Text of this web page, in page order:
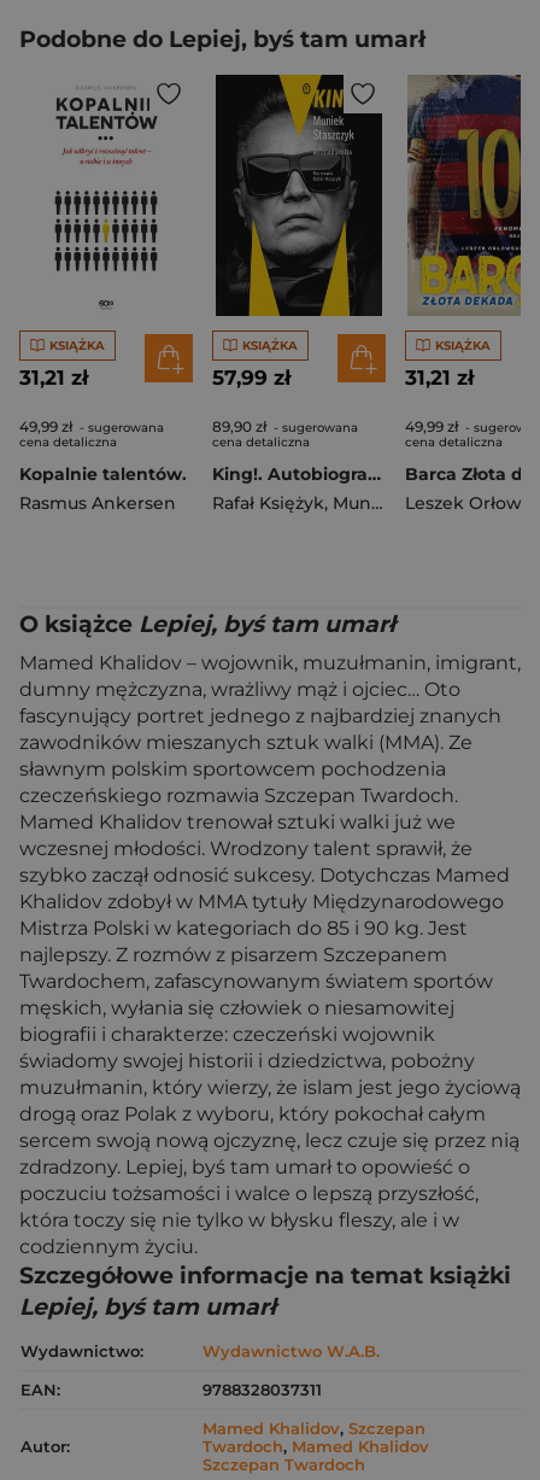
Podobne do Lepiej, byś tam umarł
KSIĄŻKA
31,21 zł
49,99 zł - sugerowana
cena detaliczna
Kopalnie talentów.
Rasmus Ankersen
KSIĄŻKA
57,99 zł
89,90 zł - sugerowana
cena detaliczna
King!. Autobiografia
Rafał Księżyk, Muniek Staszczyk
KSIĄŻKA
31,21 zł
49,99 zł -
cena detaliczna
Barca Złota
Leszek
O książce Lepiej, byś tam umarł
Mamed Khalidov – wojownik, muzułmanin, imigrant,
dumny mężczyzna, wrażliwy mąż i ojciec… Oto
fascynujący portret jednego z najbardziej znanych
zawodników mieszanych sztuk walki (MMA). Ze
sławnym polskim sportowcem pochodzenia
czeczeńskiego rozmawia Szczepan Twardoch.
Mamed Khalidov trenował sztuki walki już we
wczesnej młodości. Wrodzony talent sprawił, że
szybko zaczął odnosić sukcesy. Dotychczas Mamed
Khalidov zdobył w MMA tytuły Międzynarodowego
Mistrza Polski w kategoriach do 85 i 90 kg. Jest
najlepszy. Z rozmów z pisarzem Szczepanem
Twardochem, zafascynowanym światem sportów
męskich, wyłania się człowiek o niesamowitej
biografii i charakterze: czeczeński wojownik
świadomy swojej historii i dziedzictwa, pobożny
muzułmanin, który wierzy, że islam jest jego życiową
drogą oraz Polak z wyboru, który pokochał całym
sercem swoją nową ojczyznę, lecz czuje się przez nią
zdradzony. Lepiej, byś tam umarł to opowieść o
poczuciu tożsamości i walce o lepszą przyszłość,
która toczy się nie tylko w błysku fleszy, ale i w
codziennym życiu.
Szczegółowe informacje na temat książki
Lepiej, byś tam umarł
Wydawnictwo:
Wydawnictwo W.A.B.
EAN:
9788328037311
Autor:
Mamed Khalidov, Szczepan
Twardoch, Mamed Khalidov
Szczepan Twardoch